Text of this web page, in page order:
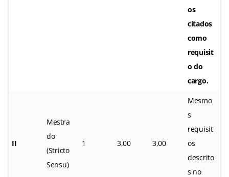
os
citados
como
requisit
o do
cargo.
II
Mestra
do
(Stricto
Sensu)
1 3,00 3,00
Mesmo
s
requisit
os
descrito
s no